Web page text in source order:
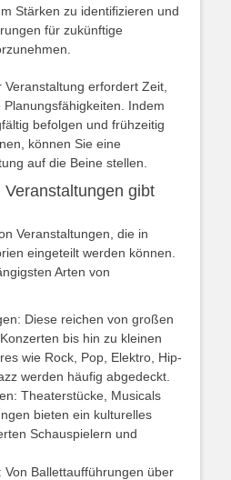
Stärken zu identifizieren und
für zukünftige
erfordert Zeit,
Indem
befolgen und frühzeitig
können Sie eine
auf die Beine stellen.
gibt
Veranstaltungen, die in
eingeteilt werden können.
Arten von
Diese reichen von großen
bis hin zu kleinen
wie Rock, Pop, Elektro, Hip-
werden häufig abgedeckt.
Theaterstücke, Musicals
bieten ein kulturelles
Schauspielern und
Von Ballettaufführungen über